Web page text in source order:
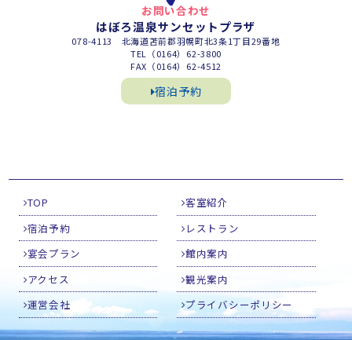
お問い合わせ
はぼろ温泉サンセットプラザ
078-4113 北海道苫前郡羽幌町北3条1丁目29番地
TEL（0164）62-3800
FAX（0164）62-4512
宿泊予約
TOP
客室紹介
宿泊予約
レストラン
宴会プラン
館内案内
アクセス
観光案内
運営会社
プライバシーポリシー